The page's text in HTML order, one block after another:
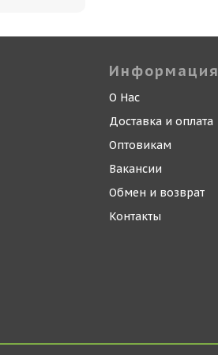
Информация
О Нас
Доставка и оплата
Оптовикам
Вакансии
Обмен и возврат
Контакты